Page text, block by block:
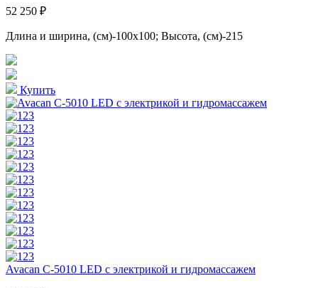
52 250 ₽
Длина и ширина, (см)-100x100; Высота, (см)-215
Купить
Avacan C-5010 LED с электрикой и гидромассажем